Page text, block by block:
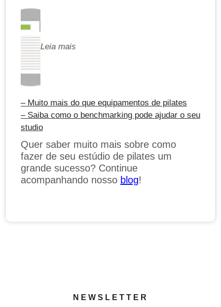
Leia mais
– Muito mais do que equipamentos de pilates
– Saiba como o benchmarking pode ajudar o seu
studio
Quer saber muito mais sobre como
fazer de seu estúdio de pilates um
grande sucesso? Continue
acompanhando nosso blog!
NEWSLETTER